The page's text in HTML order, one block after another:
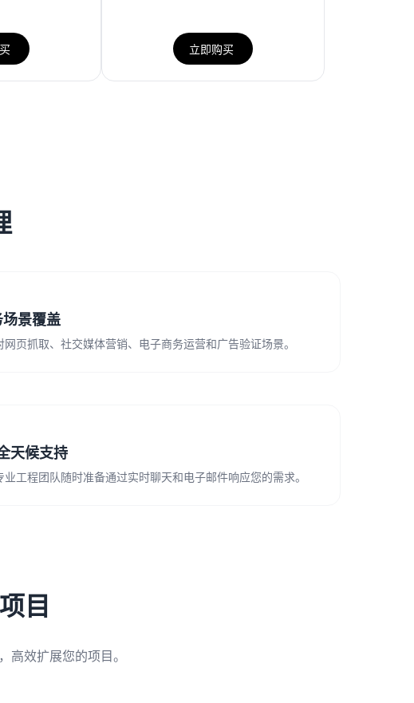
立即购买
景覆盖
网页抓取、社交媒体营销、电子商务运营和广告验证场景。
天候支持
业工程团队随时准备通过实时聊天和电子邮件响应您的需求。
目
效扩展您的项目。